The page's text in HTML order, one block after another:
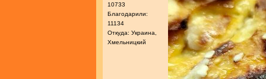
10733
Благодарили:
11134
Откуда: Украина,
Хмельницкий